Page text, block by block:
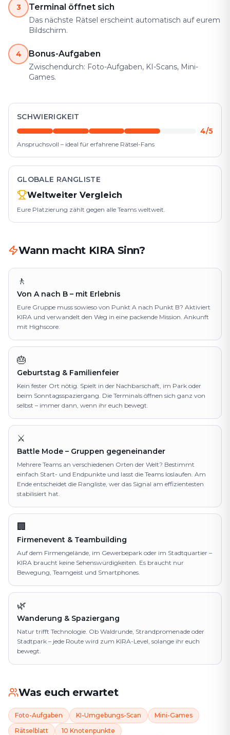
3 Terminal öffnet sich
Das nächste Rätsel erscheint automatisch auf eurem
Bildschirm.
4 Bonus-Aufgaben
Zwischendurch: Foto-Aufgaben, KI-Scans, Mini-
Games.
SCHWIERIGKEIT
4/5
Anspruchsvoll – ideal für erfahrene Rätsel-Fans
GLOBALE RANGLISTE
Weltweiter Vergleich
Eure Platzierung zählt gegen alle Teams weltweit.
Wann macht KIRA Sinn?
🚶
Von A nach B – mit Erlebnis
Eure Gruppe muss sowieso von Punkt A nach Punkt B? Aktiviert
KIRA und verwandelt den Weg in eine packende Mission. Ankunft
mit Highscore.
🎂
Geburtstag & Familienfeier
Kein fester Ort nötig. Spielt in der Nachbarschaft, im Park oder
beim Sonntagsspaziergang. Die Terminals öffnen sich ganz von
selbst – immer dann, wenn ihr euch bewegt.
⚔️
Battle Mode – Gruppen gegeneinander
Mehrere Teams an verschiedenen Orten der Welt? Bestimmt
einfach Start- und Endpunkte und lasst die Teams loslaufen. Am
Ende entscheidet die Rangliste, wer das Signal am effizientesten
stabilisiert hat.
🏢
Firmenevent & Teambuilding
Auf dem Firmengelände, im Gewerbepark oder im Stadtquartier –
KIRA braucht keine Sehenswürdigkeiten. Es braucht nur
Bewegung, Teamgeist und Smartphones.
🌿
Wanderung & Spaziergang
Natur trifft Technologie. Ob Waldrunde, Strandpromenade oder
Stadtpark – jede Route wird zum KIRA-Level, solange ihr euch
bewegt.
Was euch erwartet
Foto-Aufgaben KI-Umgebungs-Scan
Mini-Games
Rätselblatt
10 Knotenpunkte